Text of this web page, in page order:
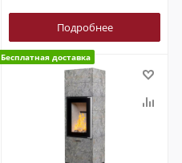
Подробнее
Бесплатная доставка